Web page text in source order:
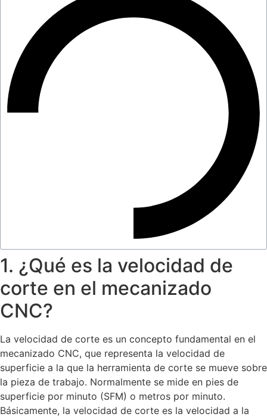
1. ¿Qué es la velocidad de
corte en el mecanizado
CNC?
La velocidad de corte es un concepto fundamental en el
mecanizado CNC, que representa la velocidad de
superficie a la que la herramienta de corte se mueve sobre
la pieza de trabajo. Normalmente se mide en pies de
superficie por minuto (SFM) o metros por minuto.
Básicamente, la velocidad de corte es la velocidad a la